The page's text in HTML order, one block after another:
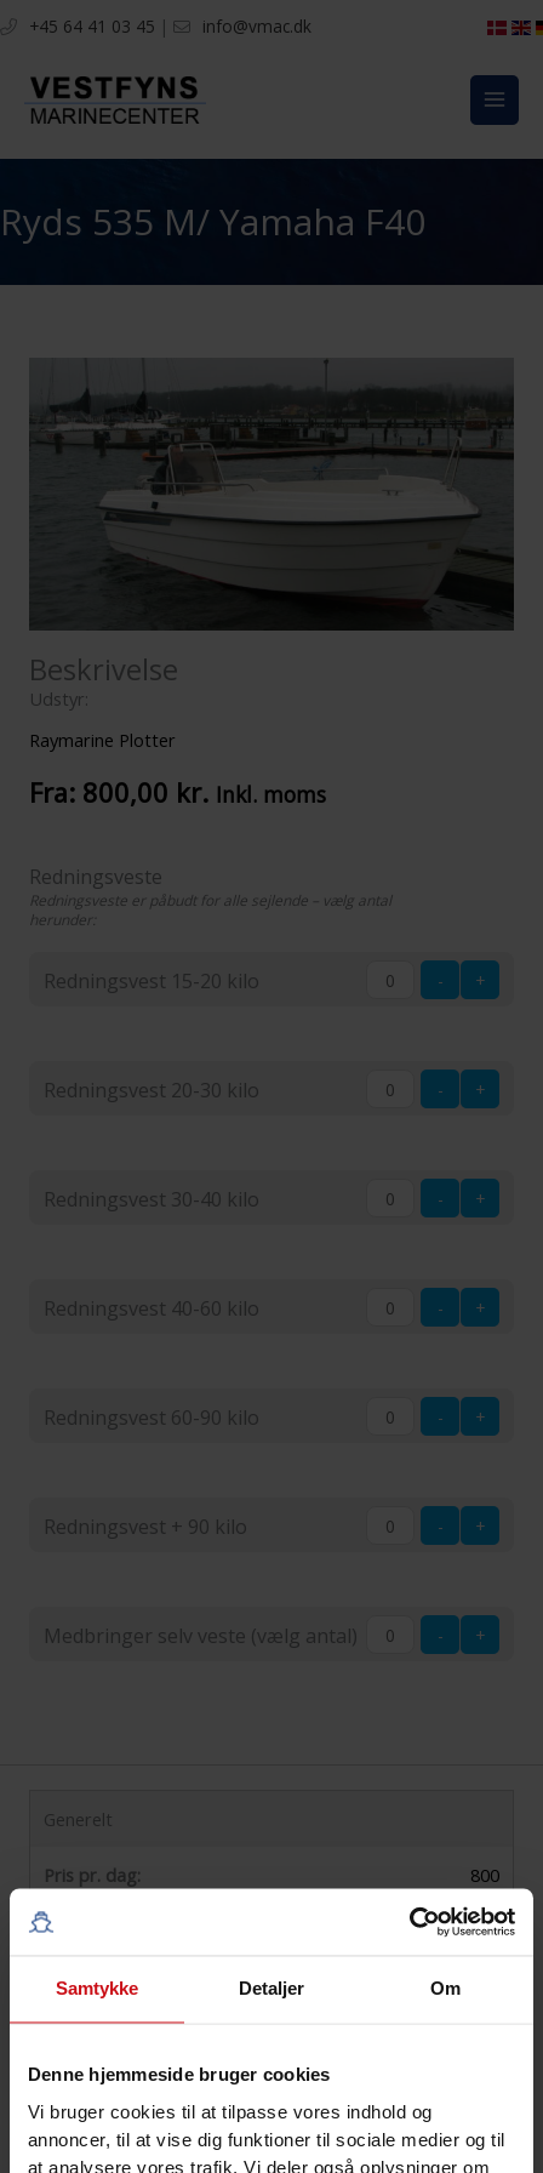
Samtykke Detaljer Om
Denne hjemmeside bruger cookies
Vi bruger cookies til at tilpasse vores indhold og
annoncer, til at vise dig funktioner til sociale medier og til
at analysere vores trafik. Vi deler også oplysninger om
til
indholdet
+45 64 41 03 45 | info@vmac.dk
Ryds 535 M/ Yamaha F40
Beskrivelse
Udstyr:
Raymarine Plotter
Fra: 800,00 kr. Inkl. moms
Redningsveste
Redningsveste er påbudt for alle sejlende – vælg antal
herunder:
Redningsvest 15-20 kilo
20
- +
Redningsvest 20-30 kilo
30
- +
Redningsvest 30-40 kilo
40
- +
Redningsvest 40-60 kilo
60
- +
Redningsvest 60-90 kilo
90
- +
Redningsvest + 90 kilo
90
- +
Medbringer selv veste (vælg antal) - +
Generelt
Pris pr. dag: 800
Pris 6 dage: 4800
Pris pr. dag EURO:
Antal personer: 5